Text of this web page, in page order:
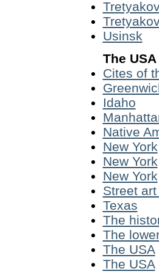
Usinsk
The USA
Cites of
Idaho
Native
New York
New York
New York
Street
Texas
The
The
The USA
The USA